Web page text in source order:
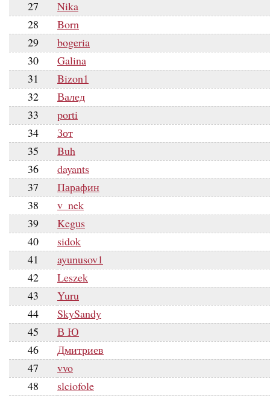
27
Nika
28
Born
29
bogeria
30
Galina
31
Bizon1
32
Валед
33
porti
34
Зот
35
Buh
36
dayants
37
Парафин
38
v_nek
39
Kegus
40
sidok
41
ayunusov1
42
Leszek
43
Yuru
44
SkySandy
45
В Ю
46
Дмитриев
47
vvo
48
slciofole